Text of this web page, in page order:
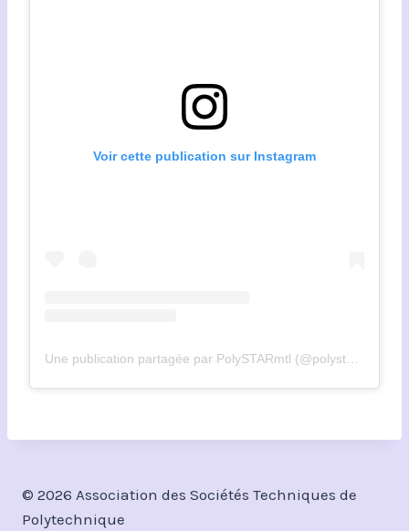
Voir cette publication sur Instagram
© 2026 Association des Sociétés Techniques de
Polytechnique